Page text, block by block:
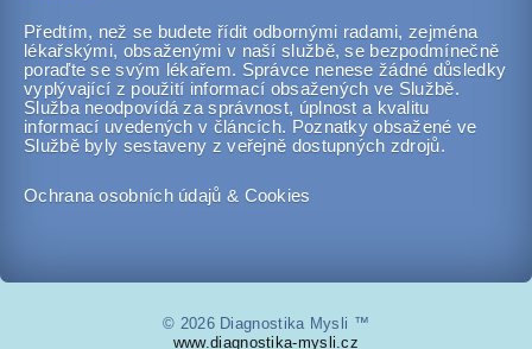
Předtím, než se budete řídit odbornými radami, zejména
lékařskými, obsaženými v naší službě, se bezpodmínečně
poraďte se svým lékařem. Správce nenese žádné důsledky
vyplývající z použití informací obsažených ve Službě.
Služba neodpovídá za správnost, úplnost a kvalitu
informací uvedených v článcích. Poznatky obsažené ve
Službě byly sestaveny z veřejně dostupných zdrojů.
Ochrana osobních údajů & Cookies
© 2026 Diagnostika Mysli ™
www.diagnostika-mysli.cz